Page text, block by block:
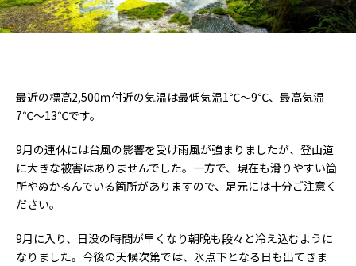
最近の標高2,500ｍ付近の気温は最低気温1℃～9℃、最高気温
7℃～13℃です。
9月の連休には台風の影響を受け雨風が強まりましたが、登山道
に大きな被害はありませんでした。一方で、現在も滑りやすい箇
所やぬかるんでいる箇所がありますので、足元には十分ご注意く
ださい。
9月に入り、日没の時間が早くなり朝晩も段々と冷え込むように
なりました。今後の天候次第では、氷点下となる日も出てきま